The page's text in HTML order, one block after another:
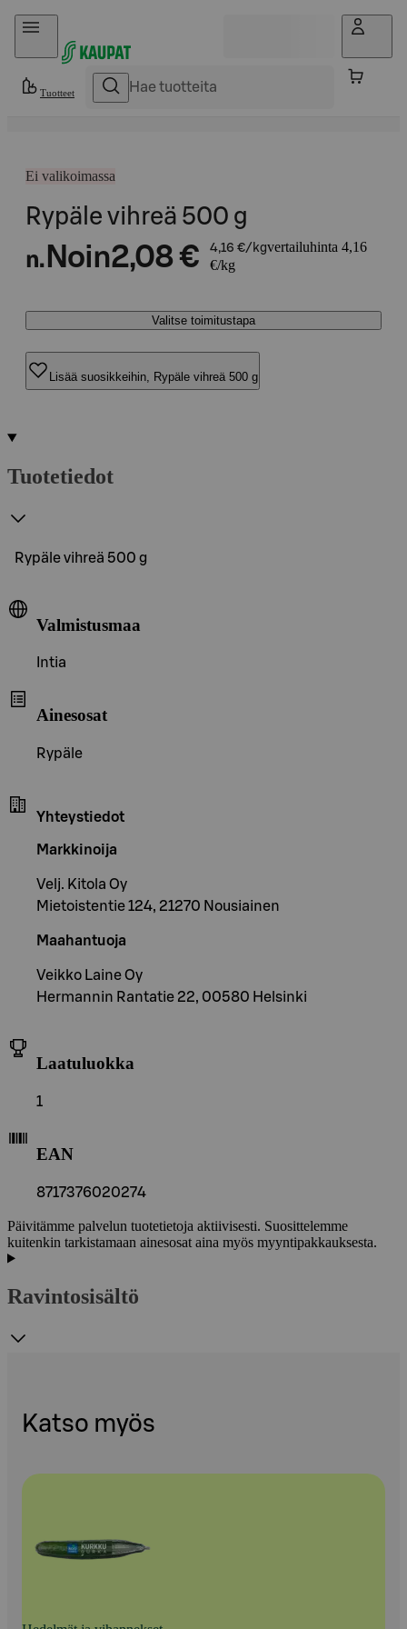
Hyppää sisältöön
Tuotteet
Ei valikoimassa
Rypäle vihreä 500 g
n. Noin2,08 € 4,16 €/kgvertailuhinta 4,16
€/kg
Valitse toimitustapa
Lisää suosikkeihin, Rypäle vihreä 500 g
Tuotetiedot
Rypäle vihreä 500 g
Valmistusmaa
Intia
Ainesosat
Rypäle
Yhteystiedot
Markkinoija
Velj. Kitola Oy
Mietoistentie 124, 21270 Nousiainen
Maahantuoja
Veikko Laine Oy
Hermannin Rantatie 22, 00580 Helsinki
Laatuluokka
1
EAN
8717376020274
Päivitämme palvelun tuotetietoja aktiivisesti. Suosittelemme
kuitenkin tarkistamaan ainesosat aina myös myyntipakkauksesta.
Ravintosisältö
Katso myös